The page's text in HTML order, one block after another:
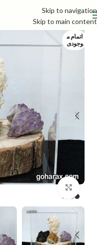
Skip to navigation
Skip to main content
اتمام م
وجودی